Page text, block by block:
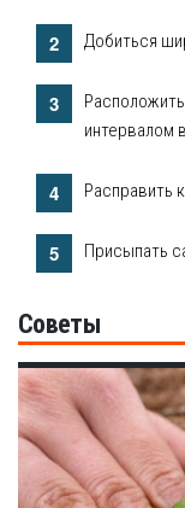
Добиться
интервалом
Расправить
Присыпать
Советы